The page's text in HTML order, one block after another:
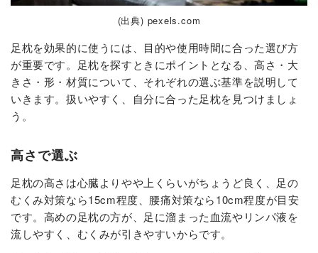
(出典) pexels.com
足枕を効果的に使うには、目的や使用時間に合った選び方
が重要です。足枕を探すときにポイントとなる、高さ・大
きさ・形・材質について、それぞれの選ぶ基準を説明して
いきます。扱いやすく、自分に合った足枕を見つけましょ
う。
高さで選ぶ
足枕の高さは心臓よりやや上くらいがちょうど良く、足の
むくみ対策なら15cm程度、腰痛対策なら10cm程度が目安
です。高めの足枕の方が、足に溜まった血流やリンパ液を
流しやすく、むくみが引きやすいからです。